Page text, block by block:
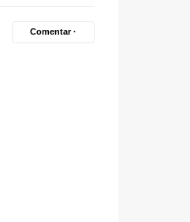
Comentar ·